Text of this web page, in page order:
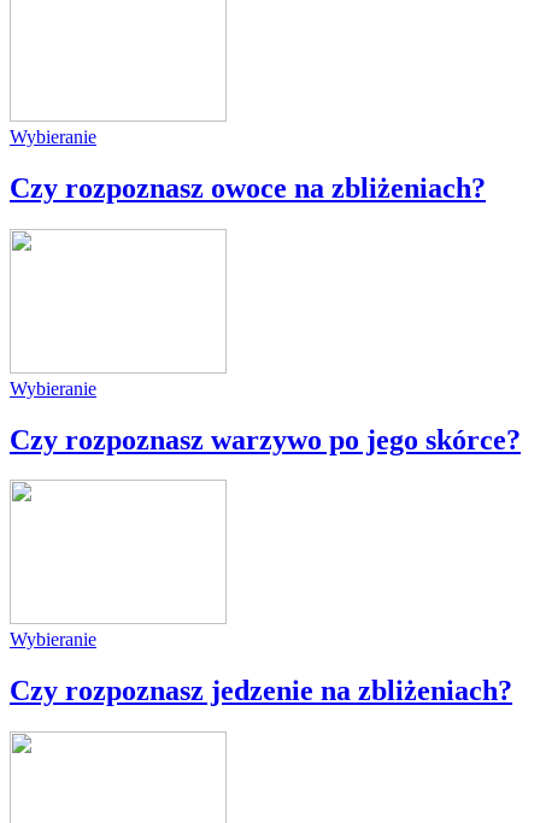
Wybieranie
Czy rozpoznasz owoce na zbliżeniach?
Wybieranie
Czy rozpoznasz warzywo po jego skórce?
Wybieranie
Czy rozpoznasz jedzenie na zbliżeniach?